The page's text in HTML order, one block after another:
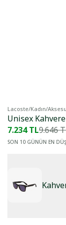
Lacoste/Kadın/
Unisex
7.234 TL9.646
SON 10 GÜNÜN EN